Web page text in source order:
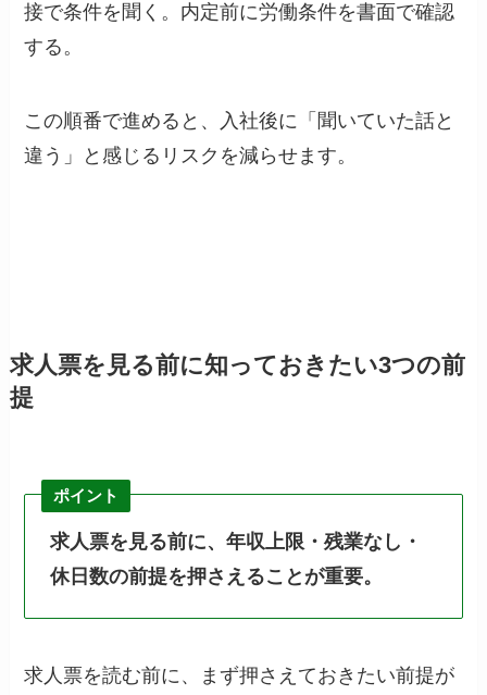
接で条件を聞く。内定前に労働条件を書面で確認
する。
この順番で進めると、入社後に「聞いていた話と
違う」と感じるリスクを減らせます。
求人票を見る前に知っておきたい3つの前
提
ポイント
求人票を見る前に、年収上限・残業なし・
休日数の前提を押さえることが重要。
求人票を読む前に、まず押さえておきたい前提が